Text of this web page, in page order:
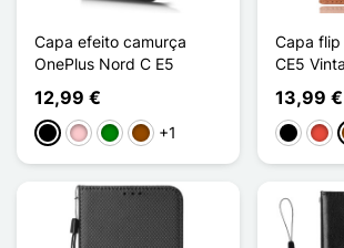
Capa efeito camurça
OnePlus Nord C E5
12,99 €
PretoRosaVerdeCastanho
+1
Capa flip
CE5
13,99 €
Preto